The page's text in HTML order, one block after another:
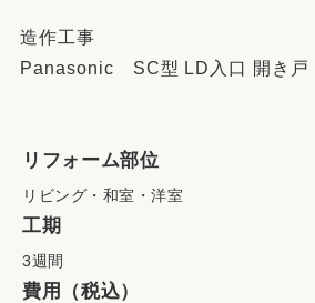
造作工事
Panasonic SC型 LD入口 開き戸
リフォーム部位
リビング・和室・洋室
工期
3週間
費用（税込）